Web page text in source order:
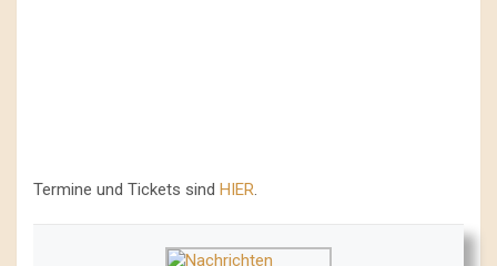
Termine und Tickets sind HIER.